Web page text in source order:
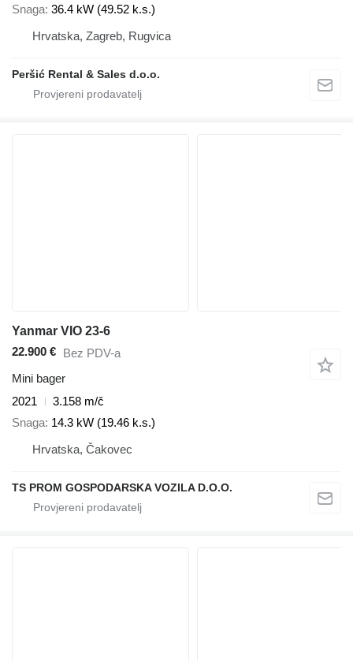
Snaga 36.4 kW (49.52 k.s.)
Hrvatska, Zagreb, Rugvica
Peršić Rental & Sales d.o.o.
Yanmar VIO 23-6
22.900 € Bez PDV-a
Mini bager
2021
3.158 m/č
Snaga 14.3 kW (19.46 k.s.)
Hrvatska, Čakovec
TS PROM GOSPODARSKA VOZILA D.O.O.